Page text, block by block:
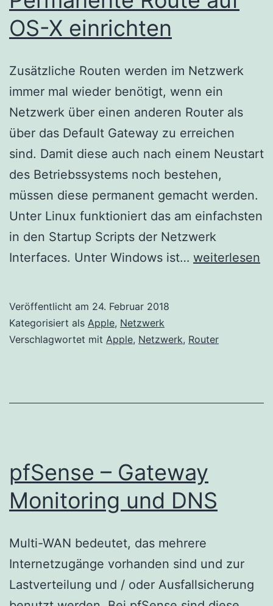
OS-X einrichten
Zusätzliche Routen werden im Netzwerk
immer mal wieder benötigt, wenn ein
Netzwerk über einen anderen Router als
über das Default Gateway zu erreichen
sind. Damit diese auch nach einem Neustart
des Betriebssystems noch bestehen,
müssen diese permanent gemacht werden.
Unter Linux funktioniert das am einfachsten
in den Startup Scripts der Netzwerk
Interfaces. Unter Windows ist… Permanente
X
weiterlesen
Veröffentlicht am 24. Februar 2018
Kategorisiert als Apple, Netzwerk
Verschlagwortet mit Apple, Netzwerk, Router
pfSense – Gateway
Monitoring und DNS
Multi-WAN bedeutet, das mehrere
Internetzugänge vorhanden sind und zur
Lastverteilung und / oder Ausfallsicherung